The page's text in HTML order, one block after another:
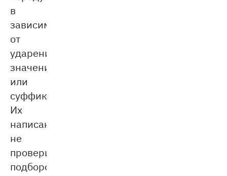
в
зависимости
от
ударения,
значения
или
суффикса.
Их
написание
не
проверить
подбором